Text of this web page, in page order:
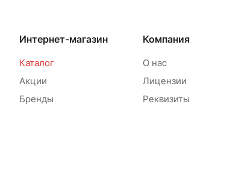
Интернет-магазин
Каталог
Акции
Бренды
Компания
О нас
Лицензии
Реквизиты